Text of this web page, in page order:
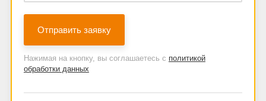
Нажимая на кнопку, вы соглашаетесь с политикой
обработки данных